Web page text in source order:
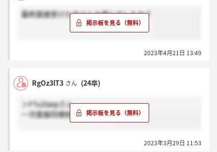
最終面接受けた方どんな感じでしたか？
2023年4月21日 13:49
RgOz3lT3 さん (24卒)
＞F7u2laepさん
一次面接同様和やかでした！
2023年3月29日 11:53